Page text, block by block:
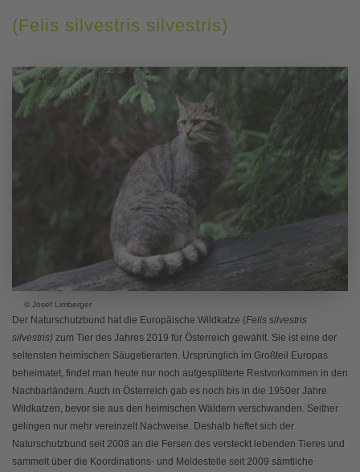
(Felis silvestris silvestris)
© Josef Limberger
Der Naturschutzbund hat die Europäische Wildkatze (Felis silvestris
silvestris) zum Tier des Jahres 2019 für Österreich gewählt. Sie ist eine der
seltensten heimischen Säugetierarten. Ursprünglich im Großteil Europas
beheimatet, findet man heute nur noch aufgesplitterte Restvorkommen in den
Nachbarländern. Auch in Österreich gab es noch bis in die 1950er Jahre
Wildkatzen, bevor sie aus den heimischen Wäldern verschwanden. Seither
gelingen nur mehr vereinzelt Nachweise. Deshalb heftet sich der
Naturschutzbund seit 2008 an die Fersen des versteckt lebenden Tieres und
sammelt über die Koordinations- und Meldestelle seit 2009 sämtliche